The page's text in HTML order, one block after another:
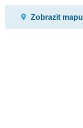
Zobrazit mapu